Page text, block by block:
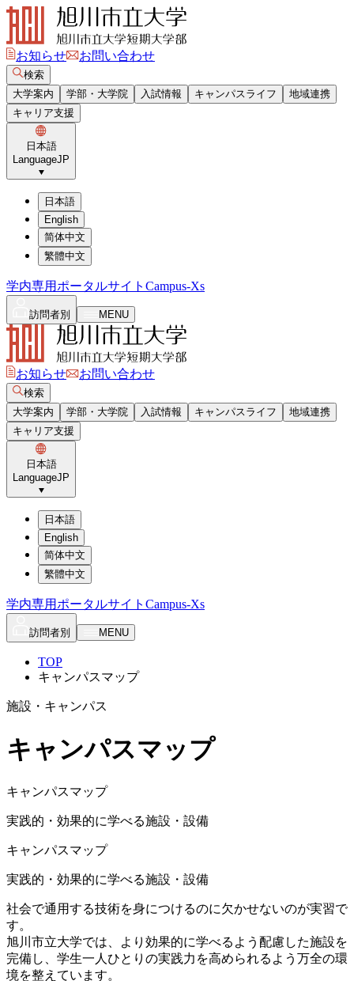
お知らせ お問い合わせ
検索
大学案内
学部・大学院 入試情報 キャンパスライフ
地域連携
キャリア支援
日本語
LanguageJP
日本語
English
简体中文
繁體中文
学内専用ポータルサイト Campus-Xs
訪問者別 MENU
お知らせ お問い合わせ
検索
大学案内
学部・大学院 入試情報 キャンパスライフ
地域連携
キャリア支援
日本語
LanguageJP
日本語
English
简体中文
繁體中文
学内専用ポータルサイト Campus-Xs
訪問者別 MENU
TOP
キャンパスマップ
施設・キャンパス
キャンパスマップ
キャンパスマップ
実践的・効果的に学べる施設・設備
キャンパスマップ
実践的・効果的に学べる施設・設備
社会で通用する技術を身につけるのに欠かせないのが実習で
す。
旭川市立大学では、より効果的に学べるよう配慮した施設を
完備し、学生一人ひとりの実践力を高められるよう万全の環
境を整えています。